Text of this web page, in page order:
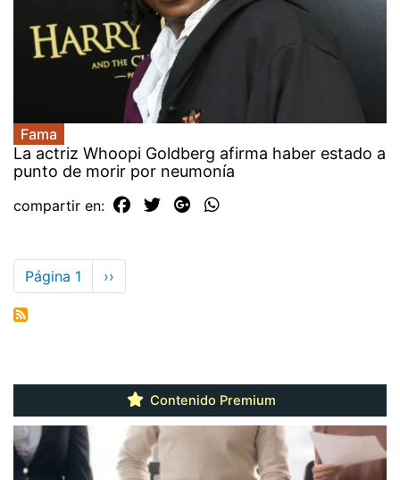
Fama
La actriz Whoopi Goldberg afirma haber estado a
punto de morir por neumonía
compartir en:
Paginación
Página 1
Siguiente
página
››
Contenido Premium